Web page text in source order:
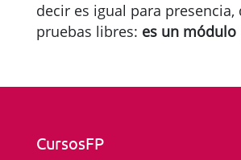
decir es igual para presencia,
pruebas libres: es un módulo
CursosFP